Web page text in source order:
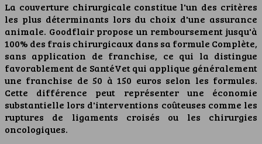
La couverture chirurgicale constitue l'un des critères
les plus déterminants lors du choix d'une assurance
animale. Goodflair propose un remboursement jusqu'à
100% des frais chirurgicaux dans sa formule Complète,
sans application de franchise, ce qui la distingue
favorablement de SantéVet qui applique généralement
une franchise de 50 à 150 euros selon les formules.
Cette différence peut représenter une économie
substantielle lors d'interventions coûteuses comme les
ruptures de ligaments croisés ou les chirurgies
oncologiques.